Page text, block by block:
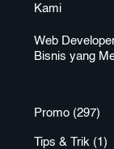
Kami
Web
Bisnis yang
Promo (297)
Tips & Trik (1)